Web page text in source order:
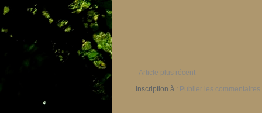
Article plus récent
Inscription à : Publier les commentaires